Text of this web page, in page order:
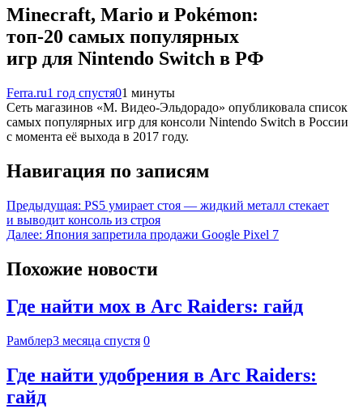
Minecraft, Mario и Pokémon:
топ-20 самых популярных
игр для Nintendo Switch в РФ
Ferra.ru1 год спустя01 минуты
Сеть магазинов «М. Видео-Эльдорадо» опубликовала список
самых популярных игр для консоли Nintendo Switch в России
с момента её выхода в 2017 году.
Навигация по записям
Предыдущая: PS5 умирает стоя — жидкий металл стекает
и выводит консоль из строя
Далее: Япония запретила продажи Google Pixel 7
Похожие новости
Где найти мох в Arc Raiders: гайд
Рамблер3 месяца спустя 0
Где найти удобрения в Arc Raiders:
гайд